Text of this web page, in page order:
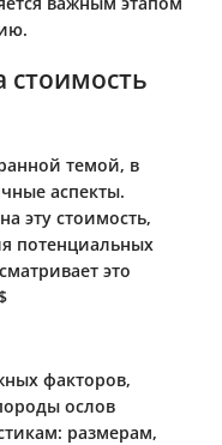
темой, в
аспекты.
эту стоимость,
потенциальных
это
факторов,
ослов
размерам,